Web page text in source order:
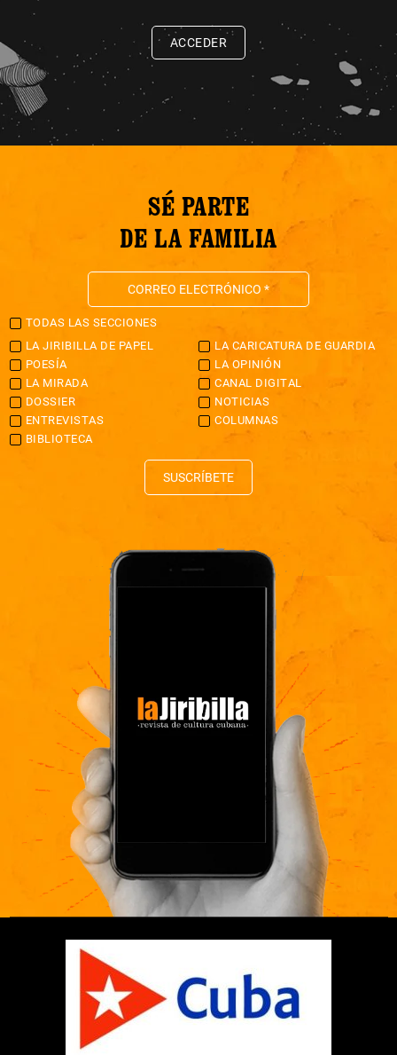
ACCEDER
SÉ PARTE
DE LA FAMILIA
TODAS LAS SECCIONES
LA JIRIBILLA DE PAPEL
LA CARICATURA DE GUARDIA
POESÍA
LA OPINIÓN
LA MIRADA
CANAL DIGITAL
DOSSIER
NOTICIAS
ENTREVISTAS
COLUMNAS
BIBLIOTECA
SUSCRÍBETE